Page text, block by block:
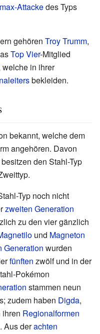
Attackedes Typs
gehören Troy Trumm,
Top Vier-Mitglied
welche in ihrer
bekleiden.
bekannt, welche dem
angehören. Davon
besitzen den Stahl-Typ
Typ noch nicht
zweiten Generation
zu den vier gänzlich
und Magneton
Generation wurden
fünften zwölf und in der
Pokémon
stammen neun
zudem haben Digda,
Regionalformen
Aus derachten